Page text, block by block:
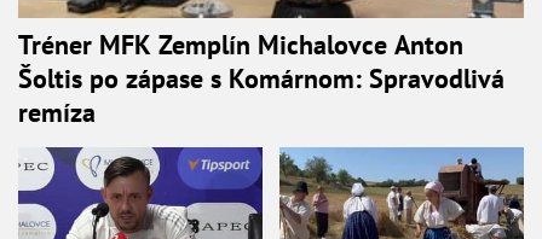
Tréner MFK Zemplín Michalovce Anton
Šoltis po zápase s Komárnom: Spravodlivá
remíza